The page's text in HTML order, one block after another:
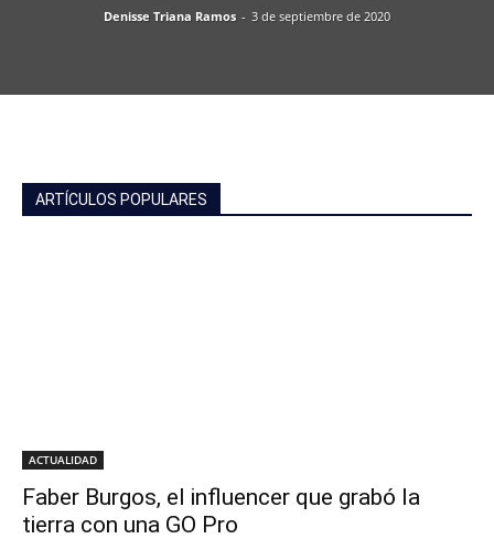
Denisse Triana Ramos - 3 de septiembre de 2020
ARTÍCULOS POPULARES
ACTUALIDAD
Faber Burgos, el influencer que grabó la
tierra con una GO Pro